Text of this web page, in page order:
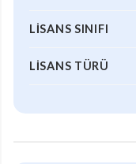
LISANS SINIFI
LISANS TÜRÜ